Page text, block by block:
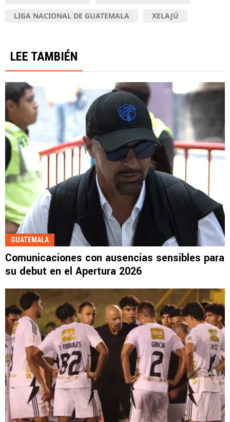
LIGA NACIONAL DE GUATEMALA
XELAJÚ
LEE TAMBIÉN
GUATEMALA
Comunicaciones con ausencias sensibles para
su debut en el Apertura 2026